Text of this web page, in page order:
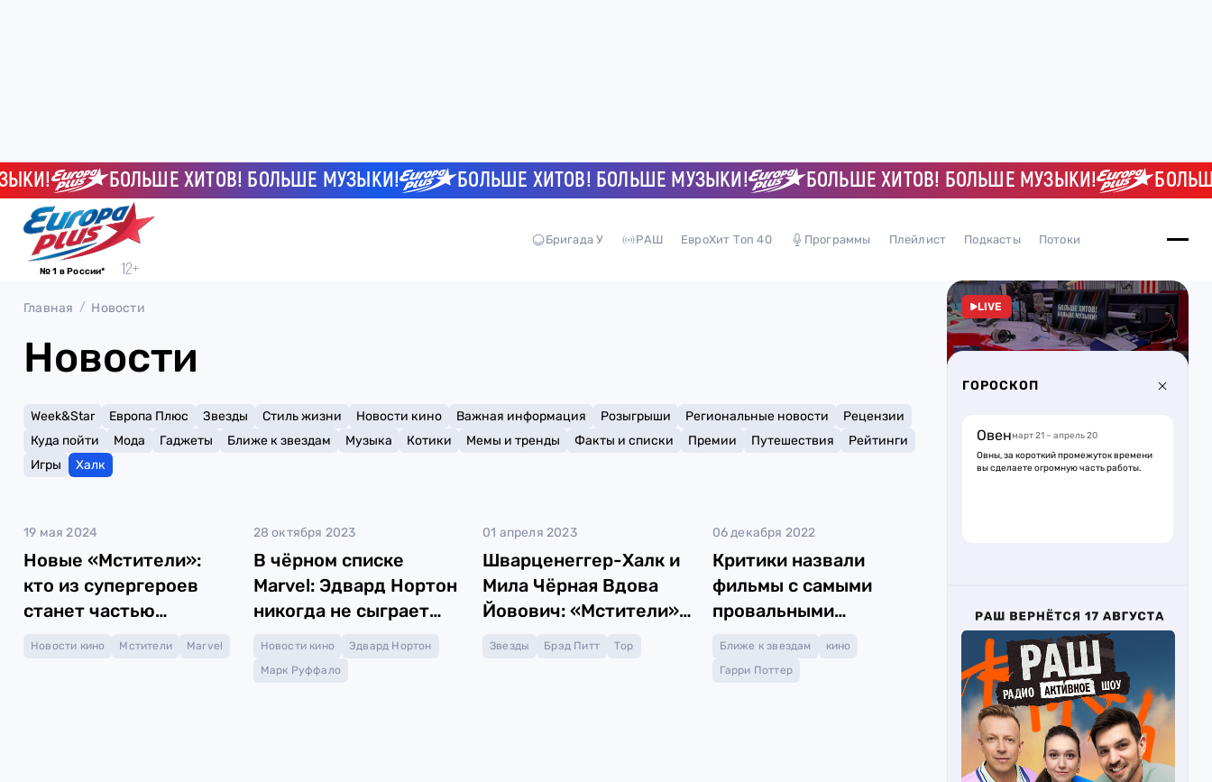
БОЛЬШЕ ХИТОВ! БОЛЬШЕ МУЗЫКИ! БОЛЬШЕ ХИТОВ! БОЛЬШЕ МУЗЫКИ! БОЛЬШЕ ХИТОВ! БОЛЬШЕ МУЗЫКИ! БОЛЬШЕ
№ 1 в России*
Бригада У РАШ ЕвроХит Топ 40 Программы Плейлист Подкасты Потоки
Главная Новости
Новости
Week&Star Европа Плюс Звезды Стиль жизни Новости кино Важная информация Розыгрыши Региональные новости
Рецензии
Куда пойти
Мода Гаджеты Ближе к звездам Музыка Котики Мемы и тренды Факты и списки Премии Путешествия
Рейтинги
Игры
Халк
19 мая 2024
Новые «Мстители»:
кто из супергероев
станет частью
команды?
Новости кино Мстители Marvel
28 октября 2023
В чёрном списке
Marvel: Эдвард Нортон
никогда не сыграет
Халка
Новости кино
Эдвард Нортон
Марк Руффало
01 апреля 2023
Шварценеггер-Халк и
Мила Чёрная Вдова
Йовович: «Мстители»
от нейросети
Звезды Брэд Питт Тор
06 декабря 2022
Критики назвали
фильмы с самыми
провальными
спецэффектами
Ближе к звездам
кино
Гарри Поттер
LIVE
ГОРОСКОП
Овенмарт 21 – апрель 20
Овны, за короткий промежуток времени
вы сделаете огромную часть работы.